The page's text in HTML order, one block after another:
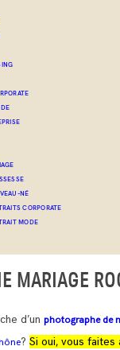
NÉ
CORPORATE
MODE
MARIAGE
d’un photographe de
? Si oui, vous faites